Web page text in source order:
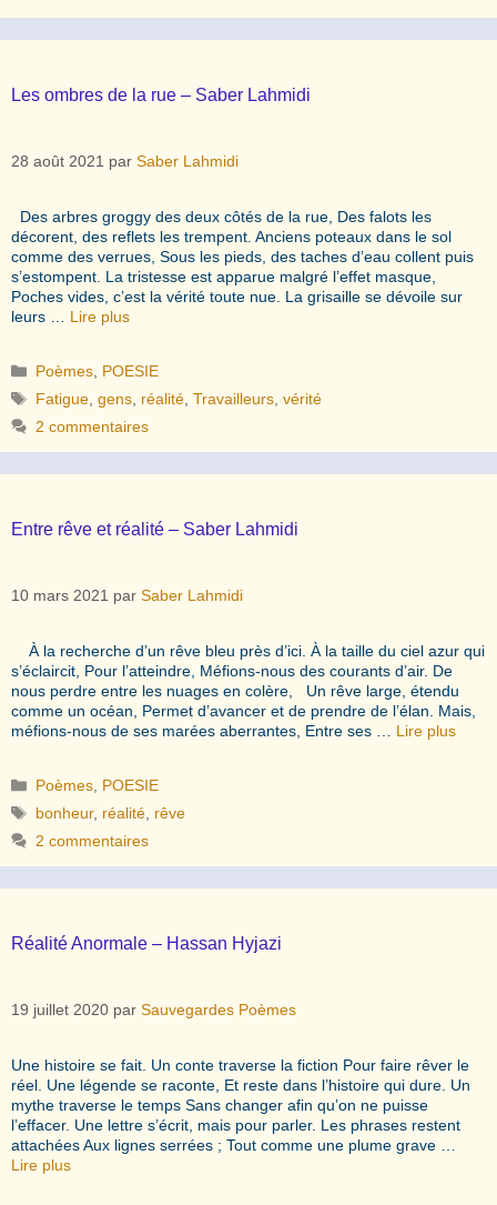
Les ombres de la rue – Saber Lahmidi
28 août 2021 par Saber Lahmidi
Des arbres groggy des deux côtés de la rue, Des falots les
décorent, des reflets les trempent. Anciens poteaux dans le sol
comme des verrues, Sous les pieds, des taches d’eau collent puis
s’estompent. La tristesse est apparue malgré l’effet masque,
Poches vides, c’est la vérité toute nue. La grisaille se dévoile sur
leurs … Lire plus
Catégories
Poèmes POESIE
Étiquettes
Fatigue ,gens réalité ,Travailleurs ,vérité
2 commentaires
Entre rêve et réalité – Saber Lahmidi
10 mars 2021 par Saber Lahmidi
À la recherche d’un rêve bleu près d’ici. À la taille du ciel azur qui
s’éclaircit, Pour l’atteindre, Méfions-nous des courants d’air. De
nous perdre entre les nuages en colère, Un rêve large, étendu
comme un océan, Permet d’avancer et de prendre de l’élan. Mais,
méfions-nous de ses marées aberrantes, Entre ses … Lire plus
Catégories
Poèmes POESIE
Étiquettes
bonheur, réalité rêve
2 commentaires
Réalité Anormale – Hassan Hyjazi
19 juillet 2020 par Sauvegardes Poèmes
Une histoire se fait. Un conte traverse la fiction Pour faire rêver le
réel. Une légende se raconte, Et reste dans l’histoire qui dure. Un
mythe traverse le temps Sans changer afin qu’on ne puisse
l’effacer. Une lettre s’écrit, mais pour parler. Les phrases restent
attachées Aux lignes serrées ; Tout comme une plume grave …
Lire plus